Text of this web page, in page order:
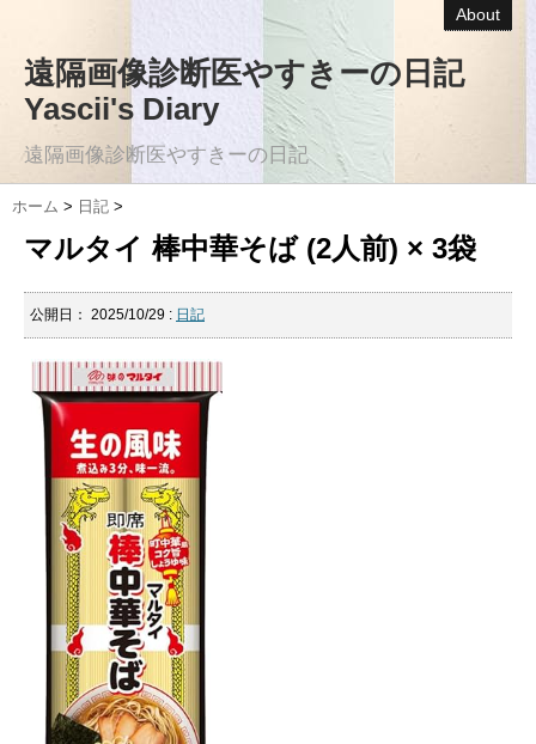
About
遠隔画像診断医やすきーの日記
Yascii's Diary
遠隔画像診断医やすきーの日記
ホーム > 日記 >
マルタイ 棒中華そば (2人前) × 3袋
公開日： 2025/10/29 : 日記